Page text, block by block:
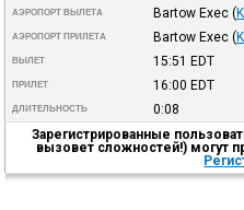
АЭРОПОРТ ВЫЛЕТА Bartow Exec (
АЭРОПОРТ ПРИЛЕТА Bartow Exec (
ВЫЛЕТ 15:51 EDT
ПРИЛЕТ 16:00 EDT
ДЛИТЕЛЬНОСТЬ
0:08
Зарегистрированные
вызовет сложностей!) могут